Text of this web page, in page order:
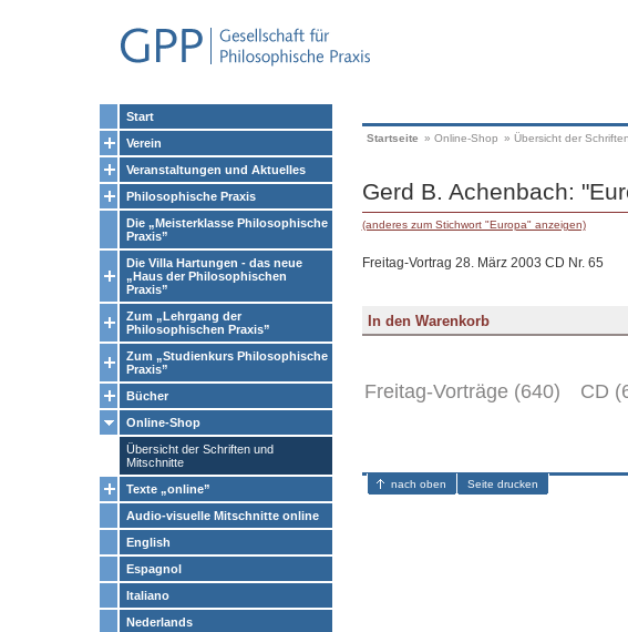
Start
Verein
Veranstaltungen und Aktuelles
Philosophische Praxis
Die „Meisterklasse Philosophische
Praxis”
Die Villa Hartungen - das neue
„Haus der Philosophischen
Praxis”
Zum „Lehrgang der
Philosophischen Praxis”
Zum „Studienkurs Philosophische
Praxis”
Bücher
Online-Shop
Übersicht der Schriften und
Mitschnitte
Texte „online”
Audio-visuelle Mitschnitte online
English
Espagnol
Italiano
Nederlands
Startseite » Online-Shop » Übersicht der
Gerd B. Achenbach:
(anderes zum Stichwort "Europa" anzeigen)
Freitag-Vortrag 28. März 2003 CD Nr. 65
Freitag-Vorträge (640) CD
nach oben Seite drucken